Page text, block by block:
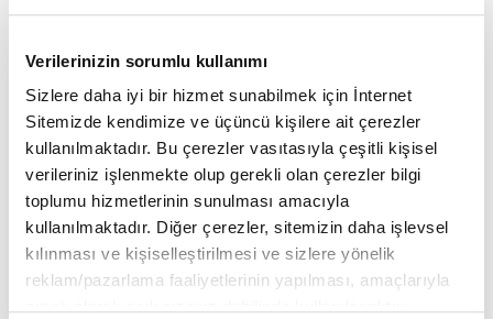
Verilerinizin sorumlu kullanımı
Sizlere daha iyi bir hizmet sunabilmek için İnternet
Sitemizde kendimize ve üçüncü kişilere ait çerezler
kullanılmaktadır. Bu çerezler vasıtasıyla çeşitli kişisel
verileriniz işlenmekte olup gerekli olan çerezler bilgi
toplumu hizmetlerinin sunulması amacıyla
kullanılmaktadır. Diğer çerezler, sitemizin daha işlevsel
kılınması ve kişiselleştirilmesi ve sizlere yönelik
reklam/pazarlama faaliyetlerinin yapılması, amaçlarıyla
Turkuvaz Medya Grubu'na aittir. Kaynak gösterilse dahi
kullanılamaz.
Ancak alıntılanan köşe yazısı/haberin bir bölümü,
alıntılanan habere aktif link verilerek kullanılabilir.
Ayrıntılar için lütfen
Avrupa İtalya Almanya Antarktika